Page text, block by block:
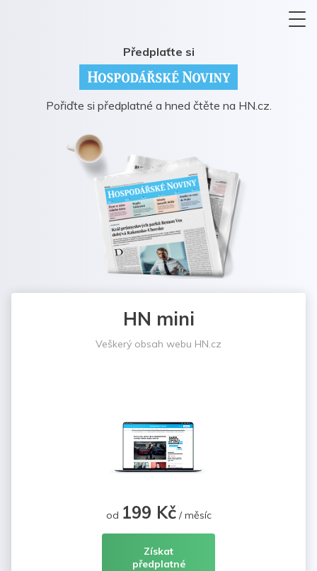
Předplaťte si
Pořiďte si předplatné a hned čtěte na HN.cz.
HN mini
Veškerý obsah webu HN.cz
od 199 Kč/ měsíc
Získat
předplatné